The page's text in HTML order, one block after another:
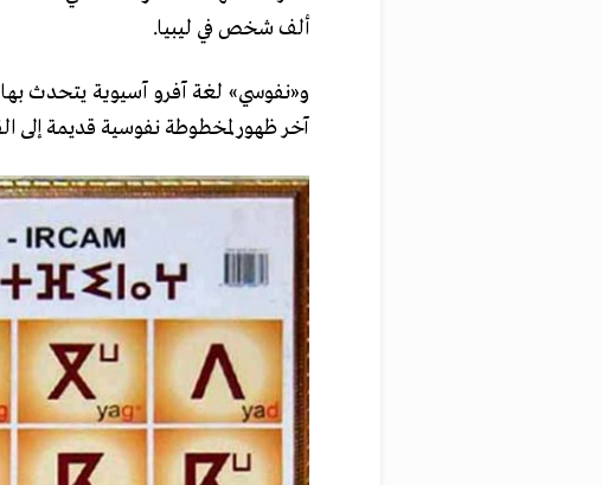
ألف شخص في ليبيا.
و«نفوسي» لغة آفرو آسيوية يتحدث
آخر ظهور لمخطوطة نفوسية قديمة إلى القرن الـ12 قبل